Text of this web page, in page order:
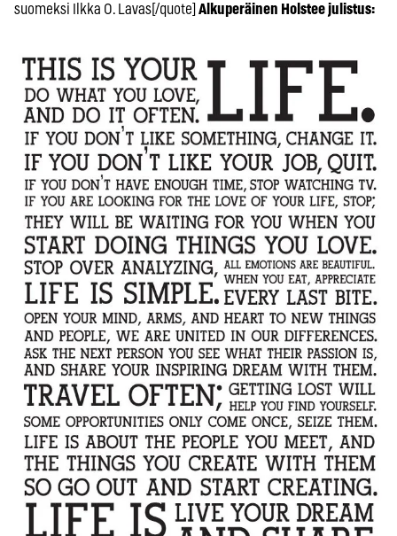
suomeksi Ilkka O. Lavas[/quote] Alkuperäinen Holstee julistus: